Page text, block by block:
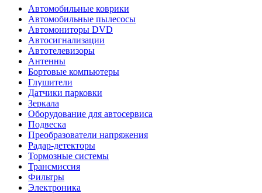
Автомобильные коврики
Автомобильные пылесосы
Автомониторы DVD
Автосигнализации
Автотелевизоры
Антенны
Бортовые компьютеры
Глушители
Датчики парковки
Зеркала
Оборудование для автосервиса
Подвеска
Преобразователи напряжения
Радар-детекторы
Тормозные системы
Трансмиссия
Фильтры
Электроника